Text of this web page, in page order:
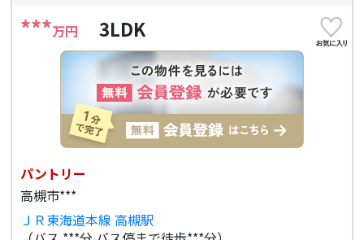
***万円 3LDK
パントリー
高槻市***
ＪＲ東海道本線 高槻駅